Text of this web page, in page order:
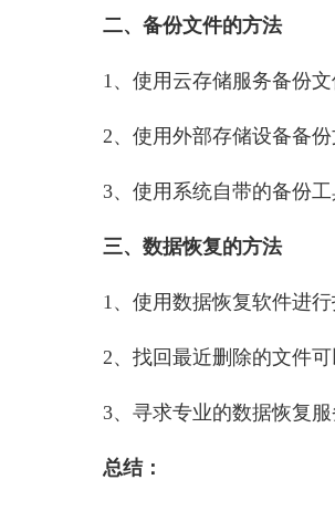
二、备份文件的方法
1、使用云存储服务备份文
2、使用外部存储设备备份
3、使用系统自带的备份工
三、数据恢复的方法
1、使用数据恢复软件进行
2、找回最近删除的文件可
3、寻求专业的数据恢复服
总结：